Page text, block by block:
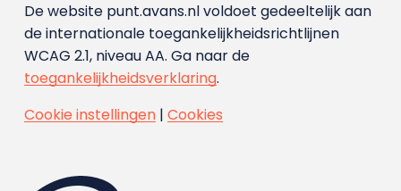
De website punt.avans.nl voldoet gedeeltelijk aan
de internationale toegankelijkheidsrichtlijnen
WCAG 2.1, niveau AA. Ga naar de
toegankelijkheidsverklaring.
Cookie instellingen| Cookies